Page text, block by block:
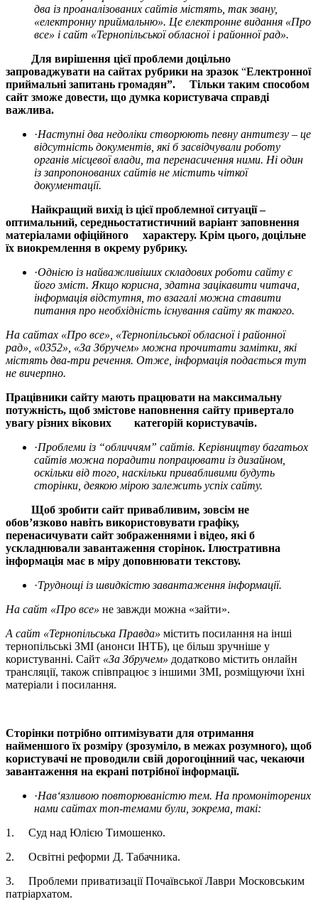
два із проаналізованих сайтів містять, так звану,
«електронну приймальню». Це електронне видання «Про
все» і сайт «Тернопільської обласної і районної рад».
Для вирішення цієї проблеми доцільно
запроваджувати на сайтах рубрики на зразок “Електронної
приймальні запитань громадян”. Тільки таким способом
сайт зможе довести, що думка користувача справді
важлива.
·Наступні два недоліки створюють певну антитезу – це
відсутність документів, які б засвідчували роботу
органів місцевої влади, та перенасичення ними. Ні один
із запропонованих сайтів не містить чіткої
документації.
Найкращий вихід із цієї проблемної ситуації –
оптимальний, середньостатистичний варіант заповнення
матеріалами офіційного характеру. Крім цього, доцільне
їх виокремлення в окрему рубрику.
·Однією із найважливіших складових роботи сайту є
його зміст. Якщо корисна, здатна зацікавити читача,
інформація відстутня, то взагалі можна ставити
питання про необхідність існування сайту як такого.
На сайтах «Про все», «Тернопільської обласної і районної
рад», «0352», «За Збручем» можна прочитати замітки, які
містять два-три речення. Отже, інформація подається тут
не вичерпно.
Працівники сайту мають працювати на максимальну
потужність, щоб змістове наповнення сайту привертало
увагу різних вікових категорій користувачів.
·Проблеми із “обличчям” сайтів. Керівництву багатьох
сайтів можна порадити попрацювати із дизайном,
оскільки від того, наскільки привабливими будуть
сторінки, деякою мірою залежить успіх сайту.
Щоб зробити сайт привабливим, зовсім не
обов’язково навіть використовувати графіку,
перенасичувати сайт зображеннями і відео, які б
ускладнювали завантаження сторінок. Ілюстративна
інформація має в міру доповнювати текстову.
·Труднощі із швидкістю завантаження інформації.
На сайт «Про все» не завжди можна «зайти».
А сайт «Тернопільська Правда» містить посилання на інші
тернопільські ЗМІ (анонси ІНТБ), це більш зручніше у
користуванні. Сайт «За Збручем» додатково містить онлайн
трансляції, також співпрацює з іншими ЗМІ, розміщуючи їхні
матеріали і посилання.
Сторінки потрібно оптимізувати для отримання
найменшого їх розміру (зрозуміло, в межах розумного), щоб
користувачі не проводили свій дорогоцінний час, чекаючи
завантаження на екрані потрібної інформації.
·Нав‘язливою повторюваністю тем. На промоніторених
нами сайтах топ-темами були, зокрема, такі:
1. Суд над Юлією Тимошенко.
2. Освітні реформи Д. Табачника.
3. Проблеми приватизації Почаївської Лаври Московським
патріархатом.